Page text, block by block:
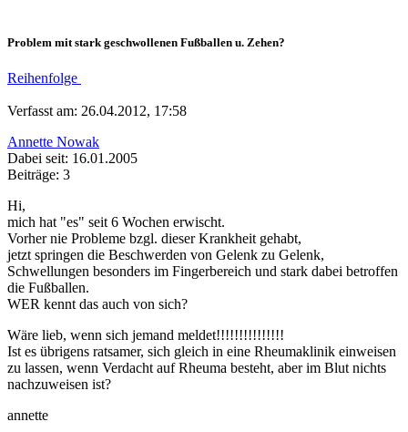
Problem mit stark geschwollenen Fußballen u. Zehen?
Reihenfolge
Verfasst am: 26.04.2012, 17:58
Annette Nowak
Dabei seit: 16.01.2005
Beiträge: 3
Hi,
mich hat "es" seit 6 Wochen erwischt.
Vorher nie Probleme bzgl. dieser Krankheit gehabt,
jetzt springen die Beschwerden von Gelenk zu Gelenk,
Schwellungen besonders im Fingerbereich und stark dabei betroffen
die Fußballen.
WER kennt das auch von sich?
Wäre lieb, wenn sich jemand meldet!!!!!!!!!!!!!!!
Ist es übrigens ratsamer, sich gleich in eine Rheumaklinik einweisen
zu lassen, wenn Verdacht auf Rheuma besteht, aber im Blut nichts
nachzuweisen ist?
annette